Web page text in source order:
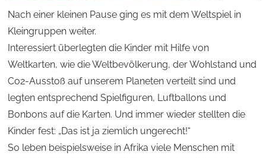
Nach einer kleinen Pause ging es mit dem Weltspiel in
Kleingruppen weiter.
Interessiert überlegten die Kinder mit Hilfe von
Weltkarten, wie die Weltbevölkerung, der Wohlstand und
Co2-Ausstoß auf unserem Planeten verteilt sind und
legten entsprechend Spielfiguren, Luftballons und
Bonbons auf die Karten. Und immer wieder stellten die
Kinder fest: „Das ist ja ziemlich ungerecht!“
So leben beispielsweise in Afrika viele Menschen mit